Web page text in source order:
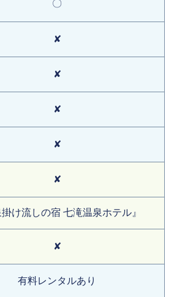
〇
✘
✘
✘
✘
✘
掛け流しの宿 七滝温泉ホテル』
✘
有料レンタルあり